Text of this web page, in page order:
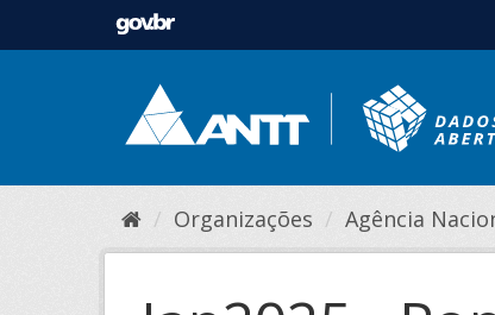
Organizações Agência